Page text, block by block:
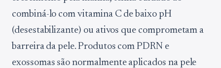
combiná-lo com vitamina C de baixo pH
(desestabilizante) ou ativos que comprometam a
barreira da pele. Produtos com PDRN e
exossomas são normalmente aplicados na pele